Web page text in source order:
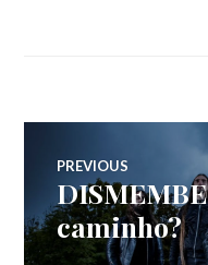
de
PREVIOUS
Previous
post:
caminho?